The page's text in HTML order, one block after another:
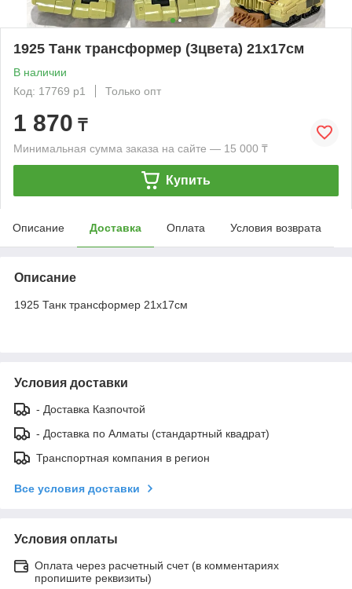
1925 Танк трансформер (3цвета) 21х17см
В наличии
Код: 17769 р1
Только опт
1 870 ₸
Минимальная сумма заказа на сайте — 15 000 ₸
Купить
Описание Доставка Оплата Условия возврата
Описание
1925 Танк трансформер 21х17см
Условия доставки
- Доставка Казпочтой
- Доставка по Алматы (стандартный квадрат)
Транспортная компания в регион
Все условия доставки
Условия оплаты
Оплата через расчетный счет (в комментариях
пропишите реквизиты)